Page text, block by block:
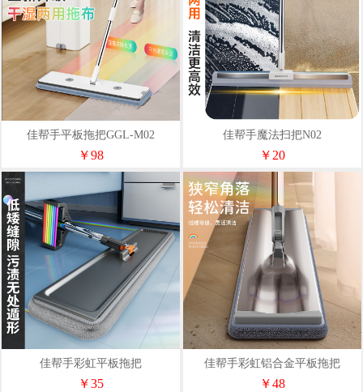
佳帮手平板拖把GGL-M02
￥98
佳帮手魔法扫把N02
￥20
佳帮手彩虹平板拖把
￥35
佳帮手彩虹铝合金平板拖把
￥48